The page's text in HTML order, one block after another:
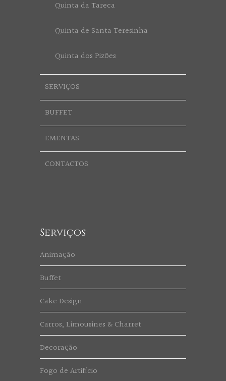
Quinta da Tareca
Quinta de Santa Teresinha
Quinta dos Pizões
SERVIÇOS
BUFFET
EMENTAS
CONTACTOS
Serviços
Animação
Buffet
Cake Design
Carros, Limousines & Charret
Decoração
Fogo de Artifício